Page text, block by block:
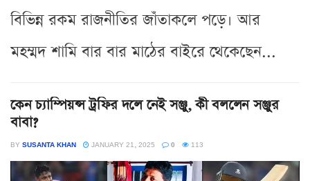
বিভিন্ন রকম রাজনীতির জাঁতাকলে পড়ে। আর
মহম্মদ শামি বার বার মাঠের বাইরে থেকেছেন...
কেন চ্যাম্পিয়ন্স ট্রফির দলে নেই সঞ্জু, কী বললেন সঞ্জুর
বাবা?
BY SUSANTA KHAN JANUARY 21, 2025 0 113